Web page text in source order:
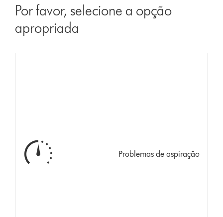
Por favor, selecione a opção
apropriada
Problemas de aspiração